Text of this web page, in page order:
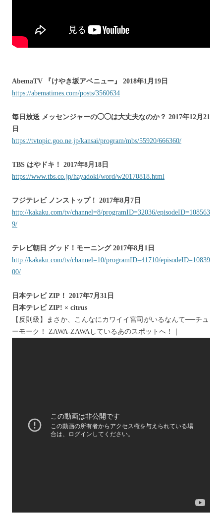
AbemaTV 『けやき坂アベニュー』 2018年1月19日
https://abematimes.com/posts/3560634
毎日放送 メッセンジャーの◯◯は大丈夫なのか？ 2017年12月21
日
https://tvtopic.goo.ne.jp/kansai/program/mbs/55920/666360/
TBS はやドキ！ 2017年8月18日
https://www.tbs.co.jp/hayadoki/word/w20170818.html
フジテレビ ノンストップ！ 2017年8月7日
http://kakaku.com/tv/channel=8/programID=32036/episodeID=108563
9/
テレビ朝日 グッド！モーニング 2017年8月1日
http://kakaku.com/tv/channel=10/programID=41710/episodeID=10839
00/
日本テレビ ZIP！ 2017年7月31日
日本テレビ ZIP! × citrus
【反則級】まさか、こんなにカワイイ宮司がいるなんて──チュ
ーモーク！ ZAWA-ZAWAしているあのスポットへ！｜